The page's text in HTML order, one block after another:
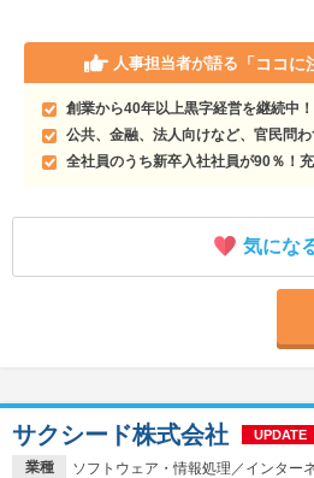
人事担当者が語る 「ココに
創業から40年以上黒字経営を継続中！
公共、金融、法人向けなど、官民問
全社員のうち新卒入社社員が90％！
気にな
業種
ソフトウェア・情報処理／インター
サクシード株式会社 UPDATE